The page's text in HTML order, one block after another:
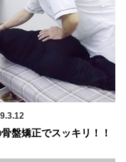
盤矯正でスッキリ！！